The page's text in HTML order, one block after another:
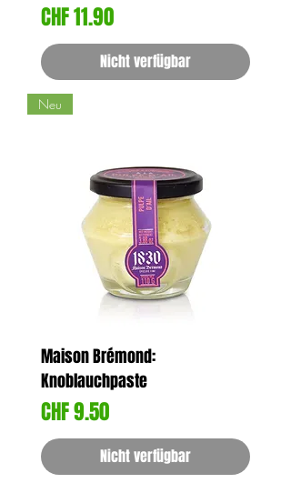
Preis
CHF 11.90
Nicht verfügbar
Neu
Maison Brémond:
Knoblauchpaste
Preis
CHF 9.50
Nicht verfügbar